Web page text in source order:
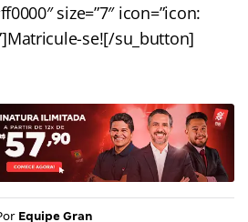
size=”7″ icon=”icon:
se![/su_button]
Equipe Gran